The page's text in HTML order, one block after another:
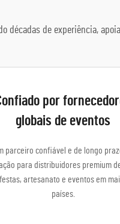
décadas de experiência,
por
globais de eventos
parceiro confiável e de longo
para distribuidores premium
artesanato e eventos em
países.